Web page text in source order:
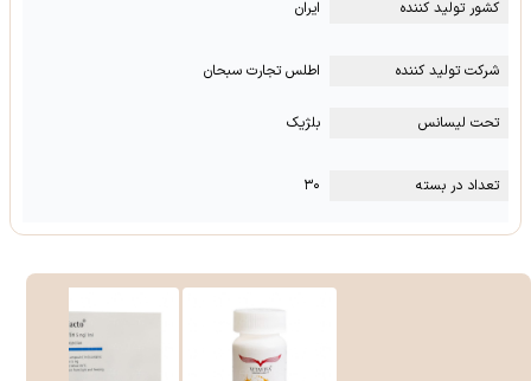
کشور تولید کننده ایران
شرکت تولید کننده اطلس تجارت سبحان
تحت لیسانس بلژیک
تعداد در بسته ۳۰